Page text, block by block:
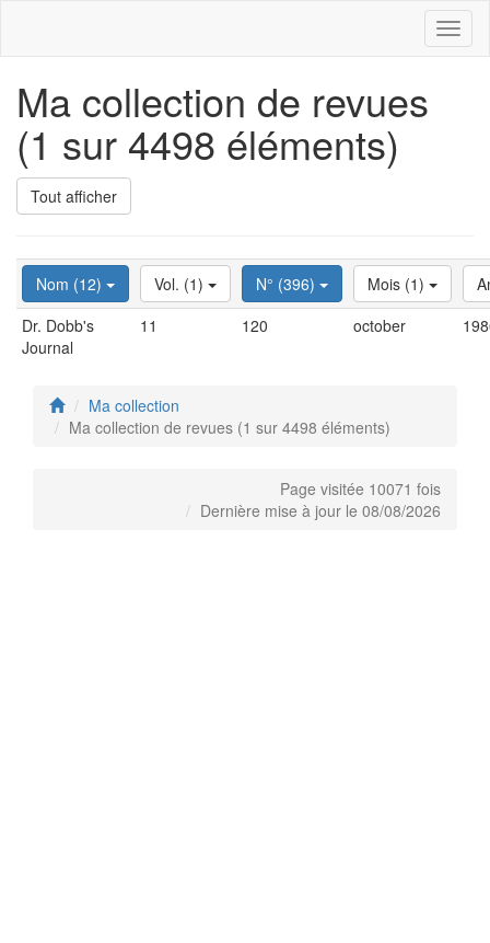
Ma collection de revues
(1 sur 4498 éléments)
Tout afficher
Nom (12) Vol. (1) N° (396) Mois (1)
Dr. Dobb's
Journal
11 120 october
Ma collection
Ma collection de revues (1 sur 4498 éléments)
Page visitée 10071 fois
Dernière mise à jour le 08/08/2026